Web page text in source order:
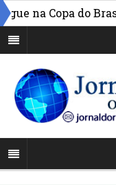
Copa do Brasil »